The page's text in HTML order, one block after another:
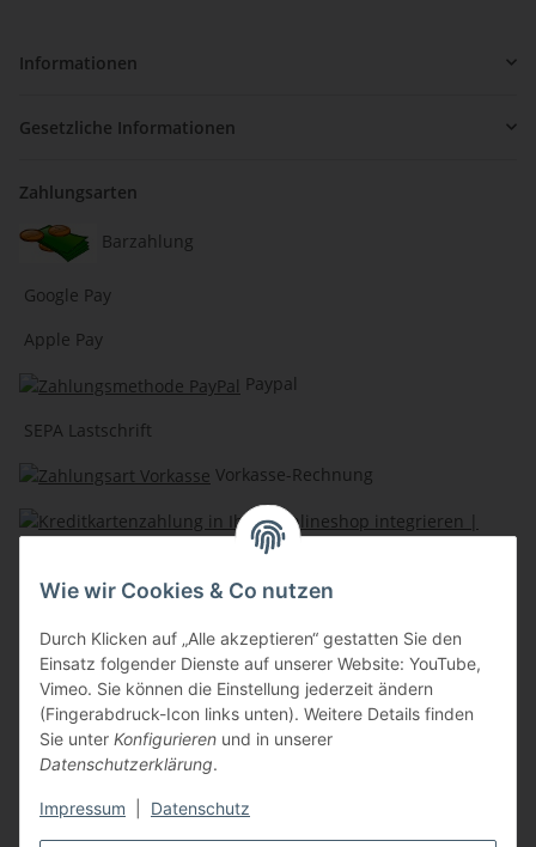
Wie wir Cookies & Co nutzen
Durch Klicken auf „Alle akzeptieren“ gestatten Sie den
Einsatz folgender Dienste auf unserer Website: YouTube,
Vimeo. Sie können die Einstellung jederzeit ändern
(Fingerabdruck-Icon links unten). Weitere Details finden
Sie unter Konfigurieren und in unserer
Datenschutzerklärung.
Impressum Datenschutz
Informationen
Gesetzliche Informationen
Zahlungsarten
Barzahlung
Google Pay
Apple Pay
Paypal
SEPA Lastschrift
Vorkasse-Rechnung
Berufsbekleidung Mayer
Natürlich Lochmann